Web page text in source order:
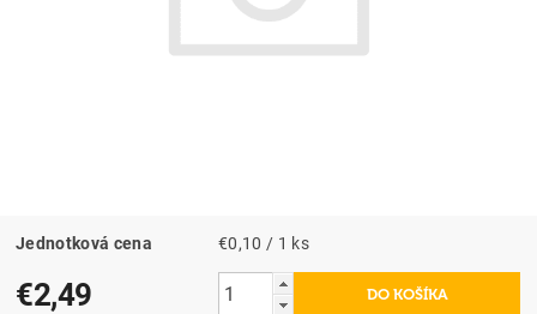
Jednotková cena €0,10 / 1 ks
€2,49